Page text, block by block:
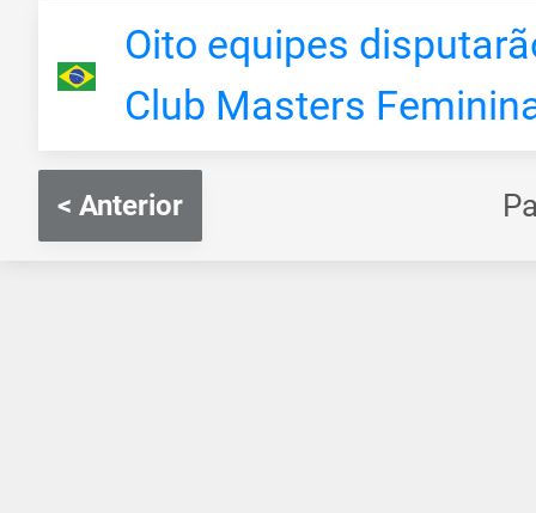
Oito equipes
Club Masters
< Anterior